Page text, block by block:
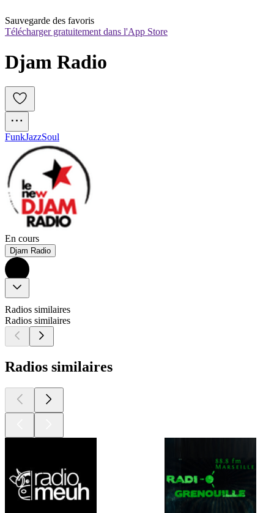
Sauvegarde des favoris
Télécharger gratuitement dans l'App Store
Djam Radio
FunkJazzSoul
En cours
Djam Radio
Radios similaires
Radios similaires
Radios similaires